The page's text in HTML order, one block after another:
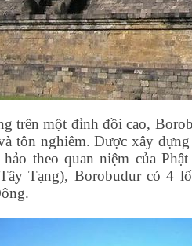
trên một đỉnh đồi cao,
tôn nghiêm. Được xây
hảo theo quan niệm của
Tạng), Borobudur có 4